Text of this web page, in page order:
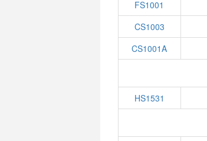
FS1001
CS1003
CS1001A
HS1531